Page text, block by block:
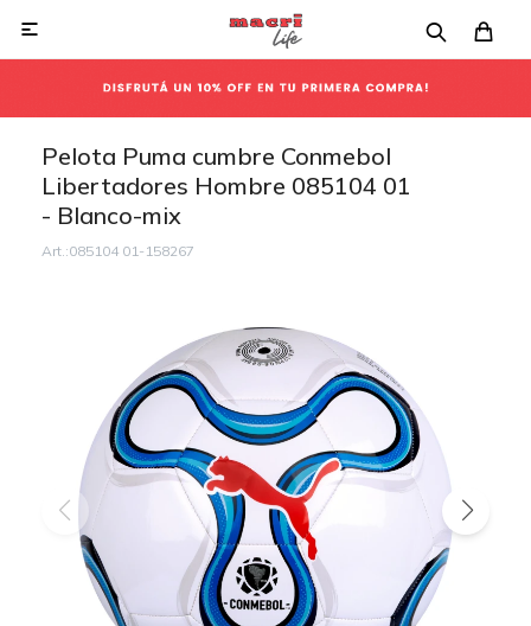

Pelota Puma cumbre Conmebol
Libertadores Hombre 085104 01
- Blanco-mix
085104 01-158267